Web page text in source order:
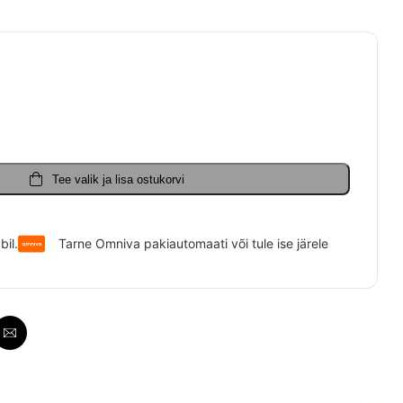
Tee valik ja lisa ostukorvi
Tarne Omniva pakiautomaati või tule ise järele